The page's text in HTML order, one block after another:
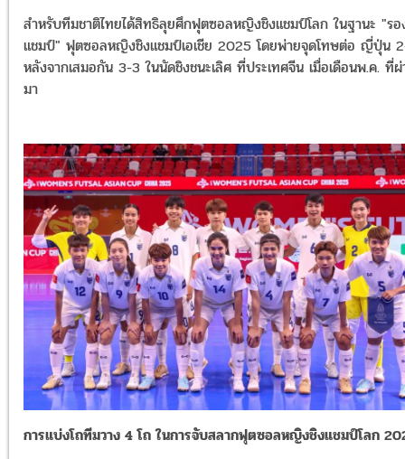
สำหรับทีมชาติไทยได้สิทธิลุยศึกฟุตซอลหญิงชิงแชมป์โลก ในฐานะ "รอ
แชมป์" ฟุตซอลหญิงชิงแชมป์เอเชีย 2025 โดยพ่ายจุดโทษต่อ ญี่ปุ่น
หลังจากเสมอกัน 3-3 ในนัดชิงชนะเลิศ ที่ประเทศจีน เมื่อเดือนพ.ค. ที่
มา
การแบ่งโถทีมวาง 4 โถ ในการจับสลากฟุตซอลหญิงชิงแชมป์โลก